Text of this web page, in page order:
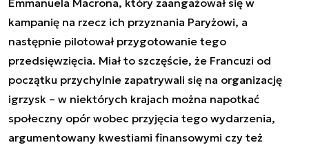
Emmanuela Macrona, który zaangażował się w
kampanię na rzecz ich przyznania Paryżowi, a
następnie pilotował przygotowanie tego
przedsięwzięcia. Miał to szczęście, że Francuzi od
początku przychylnie zapatrywali się na organizację
igrzysk – w niektórych krajach można napotkać
społeczny opór wobec przyjęcia tego wydarzenia,
argumentowany kwestiami finansowymi czy też